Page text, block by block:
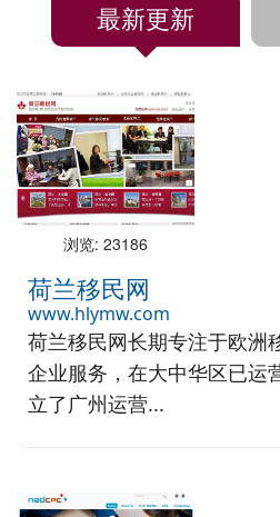
最新更新
浏览: 23186
荷兰移民网
www.hlymw.com
荷兰移民网长期专注于欧洲
企业服务，在大中华区已运
立了广州运营...